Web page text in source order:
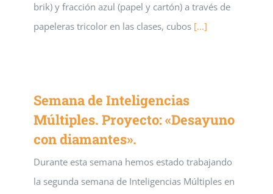
brik) y fracción azul (papel y cartón) a través de
papeleras tricolor en las clases, cubos [...]
Semana de Inteligencias
Múltiples. Proyecto: «Desayuno
con diamantes».
Durante esta semana hemos estado trabajando
la segunda semana de Inteligencias Múltiples en